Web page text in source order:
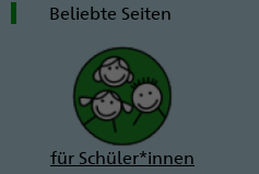
Beliebte Seiten
für Schüler*innen